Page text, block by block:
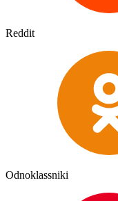
Reddit
Odnoklassniki